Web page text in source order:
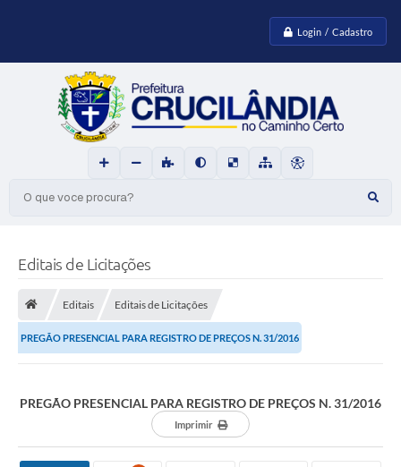
Login / Cadastro
O que voce procura?
Editais de Licitações
Editais Editais de Licitações
PREGÃO PRESENCIAL PARA REGISTRO DE PREÇOS N. 31/2016
PREGÃO PRESENCIAL PARA REGISTRO DE PREÇOS N. 31/2016
Imprimir